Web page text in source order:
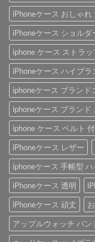
iPhoneケース おしゃれ
iPhoneケース ショルダ
iphone ケース ストラッ
iPhoneケース ハイブラ
iphoneケース ブランド
iphoneケース ブランド
iphone ケース ベルト
iPhoneケース レザー
iphoneケース 手帳型
iPhoneケース 透明
iPhoneケース 頑丈
アップルウォッチ バン